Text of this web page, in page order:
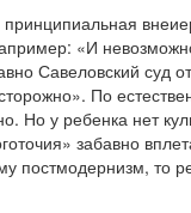
«И
Савеловский суд
По
Но у ребенка нет
забавно
постмодернизм, то